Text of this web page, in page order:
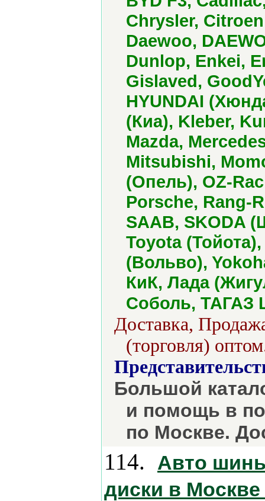
Chrysler,
Daewoo,
Dunlop, Enkei,
Gislaved,
HYUNDAI
(Киа), Kleber,
Mazda,
Mitsubishi,
(Опель), OZ-
Porsche, Rang-
SAAB, SKODA
Toyota
(Вольво),
КиК, Лада
Соболь, ТАГАЗ
Доставка,
(торговля)
Большой
и помощь в
по Москве.
114.
Авто
диски в